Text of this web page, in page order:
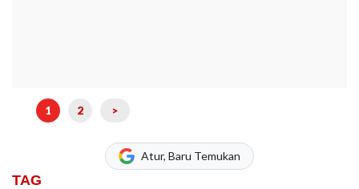
1 2 >
Atur, Baru Temukan
TAG